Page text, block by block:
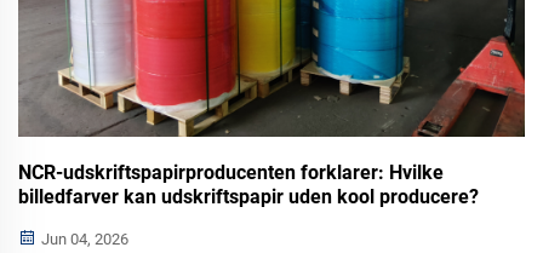
NCR-udskriftspapirproducenten forklarer: Hvilke
billedfarver kan udskriftspapir uden kool producere?
Jun 04, 2026